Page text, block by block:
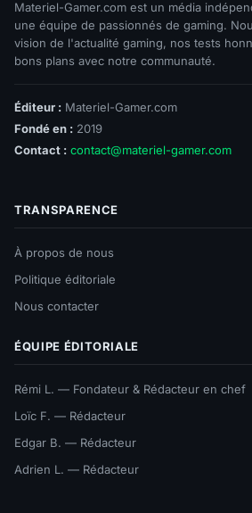
Materiel-Gamer.com est un média
une équipe de passionnés de gaming.
vision de l'actualité gaming, nos tests
bons plans avec notre communauté.
Éditeur : Materiel-Gamer.com
Fondé en : 2019
Contact : contact@materiel-gamer.com
TRANSPARENCE
À propos de nous
Politique éditoriale
Nous contacter
ÉQUIPE ÉDITORIALE
Rémi L. — Fondateur & Rédacteur en chef
Loïc F. — Rédacteur
Edgar B. — Rédacteur
Adrien L. — Rédacteur